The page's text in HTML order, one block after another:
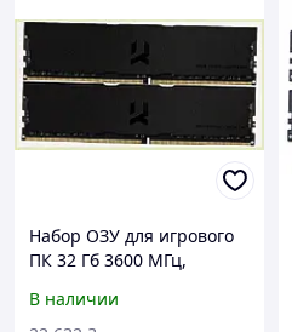
Набор ОЗУ для игрового
ПК 32 Гб 3600 МГц,
В наличии